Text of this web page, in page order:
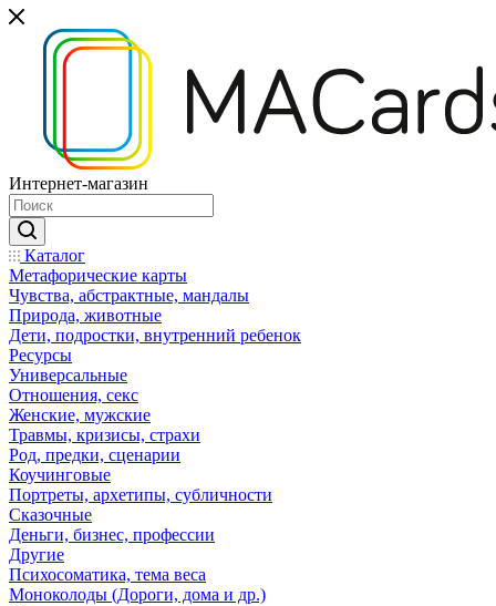
Интернет-магазин
Каталог
Mетафорические карты
Чувства, абстрактные, мандалы
Природа, животные
Дети, подростки, внутренний ребенок
Ресурсы
Универсальные
Отношения, секс
Женские, мужские
Травмы, кризисы, страхи
Род, предки, сценарии
Коучинговые
Портреты, архетипы, субличности
Сказочные
Деньги, бизнес, профессии
Другие
Психосоматика, тема веса
Моноколоды (Дороги, дома и др.)